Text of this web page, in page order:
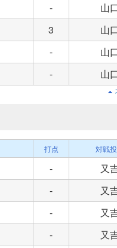
-
山
3
山
-
山
- 山
打点 対戦
-
又
-
又
-
又
-
又